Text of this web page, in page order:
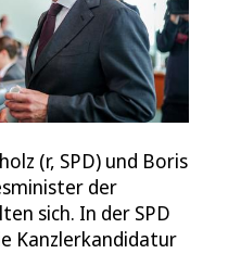
(r, SPD) und Boris
der
sich. In der SPD
Kanzlerkandidatur